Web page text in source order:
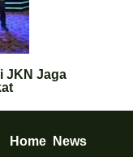
JKN Jaga
Home News